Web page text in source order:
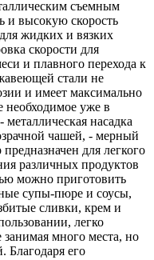
съемным
и высокую скорость
жидких и вязких
скорости для
и плавного перехода к
стали не
и имеет максимально
необходимое уже в
насадка
чашей, - мерный
для легкого
различных продуктов
можно приготовить
супы-пюре и соусы,
сливки, крем и
легко
много места, но
Благодаря его